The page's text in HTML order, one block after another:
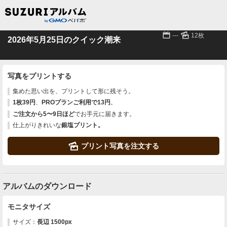
2026年5月25日のクイック潮来 📅 --- 🌄 12枚
写真をプリントする
集めた思い出を、プリントして形に残そう。
1枚39円 、 PROプランご利用で13円 。
ご注文から5〜9日ほどでお手元に届きます。
仕上がりきれいな銀塩プリント。
🌄 プリント写真を注文する
アルバムのダウンロード
モニタサイズ
サイズ： 長辺 1500px